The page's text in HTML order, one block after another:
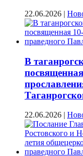
22.06.2026 |
В
22.06.2026